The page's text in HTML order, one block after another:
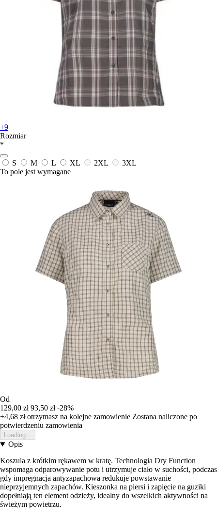
+9
Rozmiar
*
S M L XL 2XL
3XL
To pole jest wymagane
Od
129,00 zł 93,50 zł -28%
+4,68 złotrzymasz na kolejne zamowienie Zostana naliczone po
potwierdzeniu zamowienia
Loading...
Opis
Koszula z krótkim rękawem w kratę. Technologia Dry Function
wspomaga odparowywanie potu i utrzymuje ciało w suchości, podczas
gdy impregnacja antyzapachowa redukuje powstawanie
nieprzyjemnych zapachów. Kieszonka na piersi i zapięcie na guziki
dopełniają ten element odzieży, idealny do wszelkich aktywności na
świeżym powietrzu.